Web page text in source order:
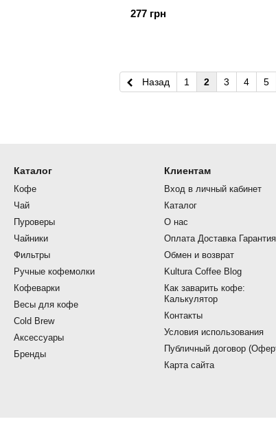
277 грн
Назад 1 2 3 4 5
Каталог
Кофе
Чай
Пуроверы
Чайники
Фильтры
Ручные кофемолки
Кофеварки
Весы для кофе
Cold Brew
Аксессуары
Бренды
Клиентам
Вход в личный кабинет
Каталог
О нас
Оплата Доставка Гарантия
Обмен и возврат
Kultura Coffee Blog
Как заварить кофе:
Калькулятор
Контакты
Условия использования
Публичный договор
Карта сайта